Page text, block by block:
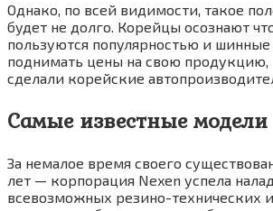
Однако, по всей видимости, такое
будет не долго. Корейцы осознают
пользуются популярностью и
поднимать цены на свою продукцию,
сделали корейские
Самые известные модели
За немалое время своего
лет — корпорация Nexen успела
всевозможных резино-технических